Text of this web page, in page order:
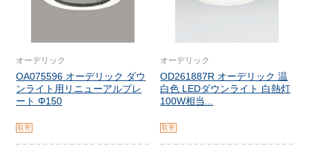
オーデリック
OA075596 オーデリック ダウ
ンライト用リニューアルプレ
ート Φ150
取寄
オーデリック
OD261887R オーデリック 温
白色 LEDダウンライト 白熱灯
100W相当...
取寄